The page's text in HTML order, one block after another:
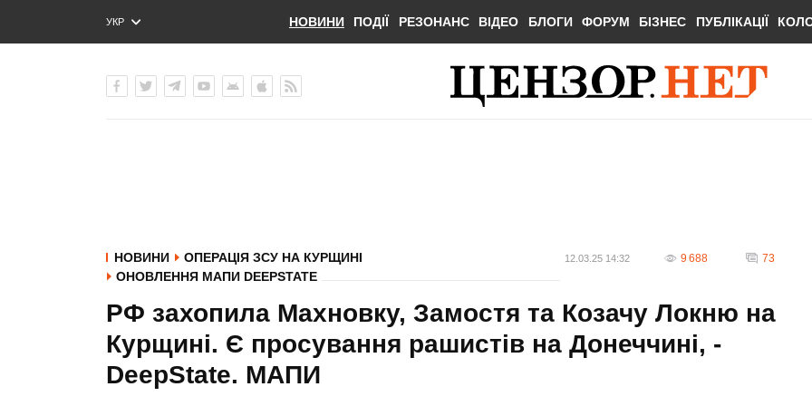
УКР
ENG
НОВИНИ ПОДІЇ РЕЗОНАНС ВІДЕО БЛОГИ ФОРУМ БІЗНЕС ПУБЛІКАЦІЇ
НОВИНИ
ОПЕРАЦІЯ ЗСУ НА КУРЩИНІ
ОНОВЛЕННЯ МАПИ DEEPSTATE
12.03.25 14:32 9 688 73
РФ захопила Махновку, Замостя та Козачу Локню на
Курщині. Є просування рашистів на Донеччині, -
DeepState. МАПИ